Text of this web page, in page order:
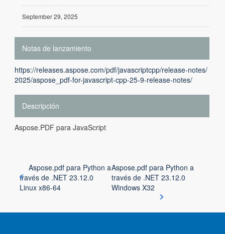
September 29, 2025
Notas de lanzamiento
https://releases.aspose.com/pdf/javascriptcpp/release-notes/
2025/aspose_pdf-for-javascript-cpp-25-9-release-notes/
Descripción
Aspose.PDF para JavaScript
Aspose.pdf para Python a
través de .NET 23.12.0
Linux x86-64
Aspose.pdf para Python a
través de .NET 23.12.0
Windows X32